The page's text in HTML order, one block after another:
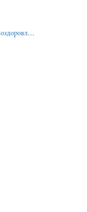
и омоложения